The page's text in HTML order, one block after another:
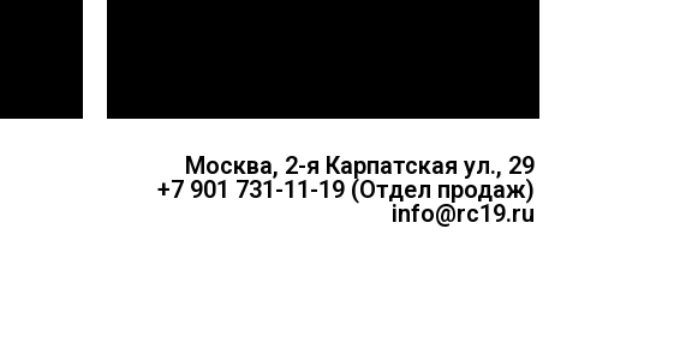
Москва, 2-я Карпатская ул., 29
+7 901 731-11-19 (Отдел продаж)
info@rc19.ru